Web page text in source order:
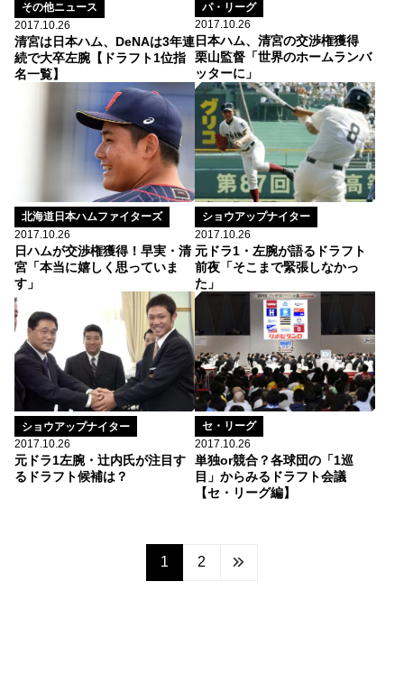
その他ニュース
2017.10.26
清宮は日本ハム、DeNAは3年連
続で大卒左腕【ドラフト1位指
名一覧】
パ・リーグ
2017.10.26
日本ハム、清宮の交渉権獲得
栗山監督「世界のホームランバ
ッターに」
北海道日本ハムファイターズ
2017.10.26
日ハムが交渉権獲得！早実・清
宮「本当に嬉しく思っていま
す」
ショウアップナイター
2017.10.26
元ドラ1・左腕が語るドラフト
前夜「そこまで緊張しなかっ
た」
ショウアップナイター
2017.10.26
元ドラ1左腕・辻内氏が注目す
るドラフト候補は？
セ・リーグ
2017.10.26
単独or競合？各球団の「1巡
目」からみるドラフト会議
【セ・リーグ編】
1 2